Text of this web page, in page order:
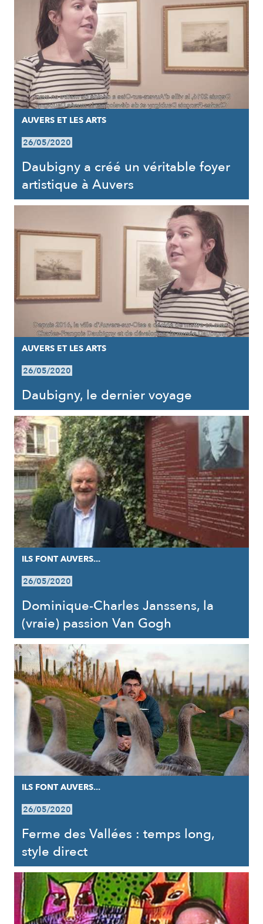
AUVERS ET LES ARTS
26/05/2020
Daubigny a créé un véritable foyer
artistique à Auvers
AUVERS ET LES ARTS
26/05/2020
Daubigny, le dernier voyage
ILS FONT AUVERS...
26/05/2020
Dominique-Charles Janssens, la
(vraie) passion Van Gogh
ILS FONT AUVERS...
26/05/2020
Ferme des Vallées : temps long,
style direct